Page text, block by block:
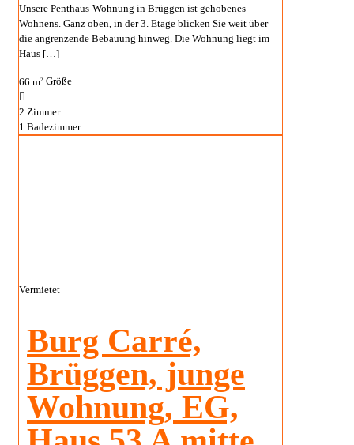
Unsere Penthaus-Wohnung in Brüggen ist gehobenes
Wohnens. Ganz oben, in der 3. Etage blicken Sie weit über
die angrenzende Bebauung hinweg. Die Wohnung liegt im
Haus […]
66 m2 Größe
2 Zimmer
1 Badezimmer
Vermietet
Burg Carré,
Brüggen, junge
Wohnung, EG,